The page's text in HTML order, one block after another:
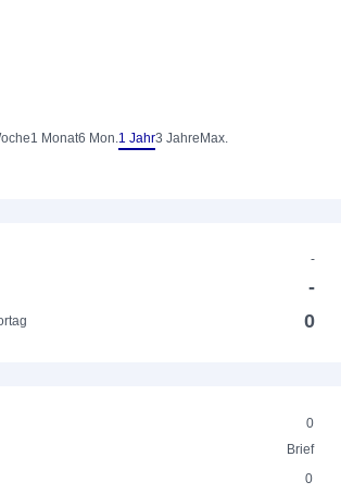
1 Monat6 Mon.1 Jahr3 Jahre Max.
-
-
0
0
Brief
0